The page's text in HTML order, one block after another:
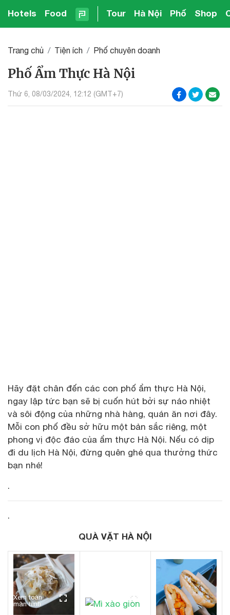
Hotels Food Tour Hà Nội Phố Shop
Trang chủ Tiện ích Phố chuyên doanh
Phố Ẩm Thực Hà Nội
Thứ 6, 08/03/2024, 12:12 (GMT+7)
Hãy đặt chân đến các con phố ẩm thực Hà Nội,
ngay lập tức bạn sẽ bị cuốn hút bởi sự náo nhiệt
và sôi động của những nhà hàng, quán ăn nơi đây.
Mỗi con phố đều sở hữu một bản sắc riêng, một
phong vị độc đáo của ẩm thực Hà Nội. Nếu có dịp
đi du lịch Hà Nội, đừng quên ghé qua thưởng thức
bạn nhé!
.
.
QUÀ VẶT HÀ NỘI
Xem toàn
màn hình